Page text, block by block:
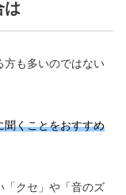
は
方も多いのではない
聞くことをおすすめ
「クセ」や「音のズ